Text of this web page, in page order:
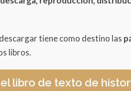
tiene como destino las
libros.
libro de texto de